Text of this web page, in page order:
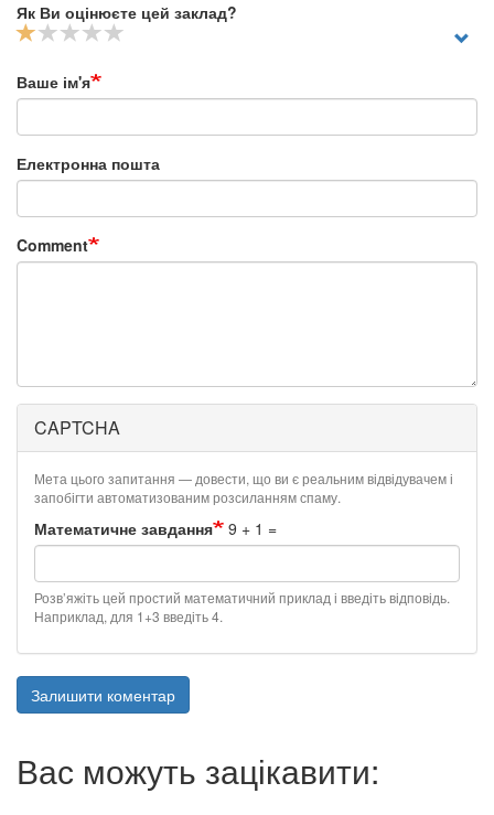
Як Ви оцінюєте цей заклад?
Ваше ім'я
Електронна пошта
Comment
CAPTCHA
Мета цього запитання — довести, що ви є реальним відвідувачем і
запобігти автоматизованим розсиланням спаму.
Математичне завдання 9 + 1 =
Розв’яжіть цей простий математичний приклад і введіть відповідь.
Наприклад, для 1+3 введіть 4.
Залишити коментар
Вас можуть зацікавити: